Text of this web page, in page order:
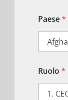
Paese*
Ruolo *